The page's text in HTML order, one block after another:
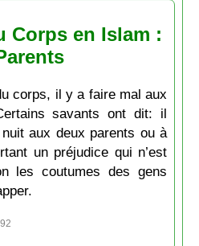
Corps en Islam :
corps, il y a faire mal aux
savants ont dit: il
aux deux parents ou à
un préjudice qui n’est
les coutumes des gens